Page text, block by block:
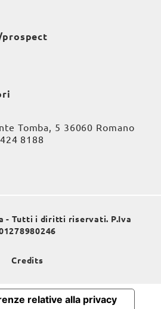
Tomba, 5 36060 Romano
8188
- Tutti i diritti riservati. P.Iva
Credits
relative alla privacy